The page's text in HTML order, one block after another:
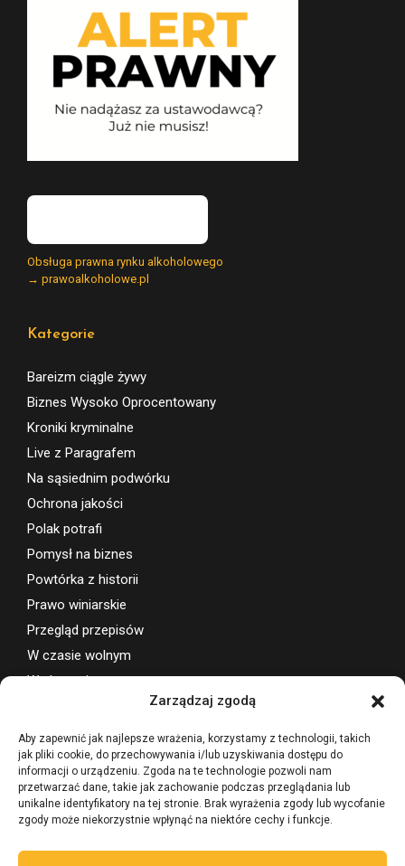
Zarządzaj zgodą
Aby zapewnić jak najlepsze wrażenia, korzystamy z technologii, takich
jak pliki cookie, do przechowywania i/lub uzyskiwania dostępu do
informacji o urządzeniu. Zgoda na te technologie pozwoli nam
przetwarzać dane, takie jak zachowanie podczas przeglądania lub
unikalne identyfikatory na tej stronie. Brak wyrażenia zgody lub wycofanie
zgody może niekorzystnie wpłynąć na niektóre cechy i funkcje.
Obsługa prawna rynku alkoholowego
→ prawoalkoholowe.pl
Kategorie
Bareizm ciągle żywy
Biznes Wysoko Oprocentowany
Kroniki kryminalne
Live z Paragrafem
Na sąsiednim podwórku
Ochrona jakości
Polak potrafi
Pomysł na biznes
Powtórka z historii
Prawo winiarskie
Przegląd przepisów
W czasie wolnym
Wydarzenia
Wsparcie projektu